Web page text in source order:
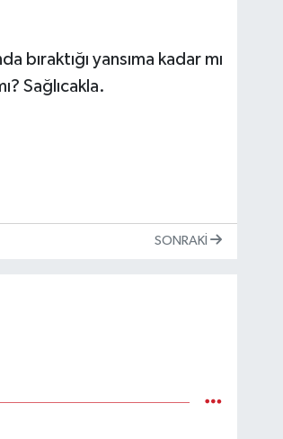
bıraktığı yansıma kadar mı
Sağlıcakla.
SONRAKI